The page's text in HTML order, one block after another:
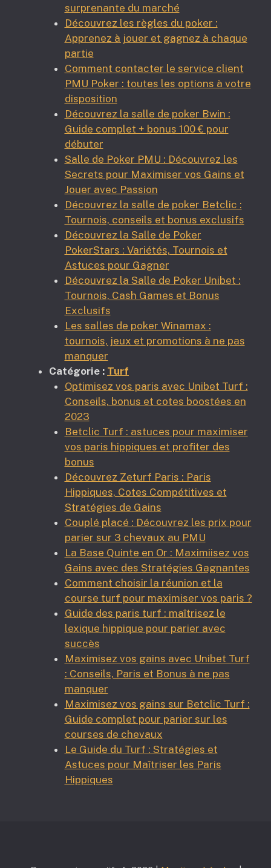
surprenante du marché
Découvrez les règles du poker :
Apprenez à jouer et gagnez à chaque
partie
Comment contacter le service client
PMU Poker : toutes les options à votre
disposition
Découvrez la salle de poker Bwin :
Guide complet + bonus 100 € pour
débuter
Salle de Poker PMU : Découvrez les
Secrets pour Maximiser vos Gains et
Jouer avec Passion
Découvrez la salle de poker Betclic :
Tournois, conseils et bonus exclusifs
Découvrez la Salle de Poker
PokerStars : Variétés, Tournois et
Astuces pour Gagner
Découvrez la Salle de Poker Unibet :
Tournois, Cash Games et Bonus
Exclusifs
Les salles de poker Winamax :
tournois, jeux et promotions à ne pas
manquer
Catégorie : Turf
Optimisez vos paris avec Unibet Turf :
Conseils, bonus et cotes boostées en
2023
Betclic Turf : astuces pour maximiser
vos paris hippiques et profiter des
bonus
Découvrez Zeturf Paris : Paris
Hippiques, Cotes Compétitives et
Stratégies de Gains
Couplé placé : Découvrez les prix pour
parier sur 3 chevaux au PMU
La Base Quinte en Or : Maximiisez vos
Gains avec des Stratégies Gagnantes
Comment choisir la réunion et la
course turf pour maximiser vos paris ?
Guide des paris turf : maîtrisez le
lexique hippique pour parier avec
succès
Maximisez vos gains avec Unibet Turf
: Conseils, Paris et Bonus à ne pas
manquer
Maximisez vos gains sur Betclic Turf :
Guide complet pour parier sur les
courses de chevaux
Le Guide du Turf : Stratégies et
Astuces pour Maîtriser les Paris
Hippiques